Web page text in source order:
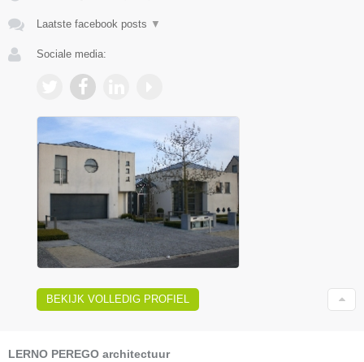
Laatste facebook posts ▼
Sociale media:
BEKIJK VOLLEDIG PROFIEL
LERNO PEREGO architectuur